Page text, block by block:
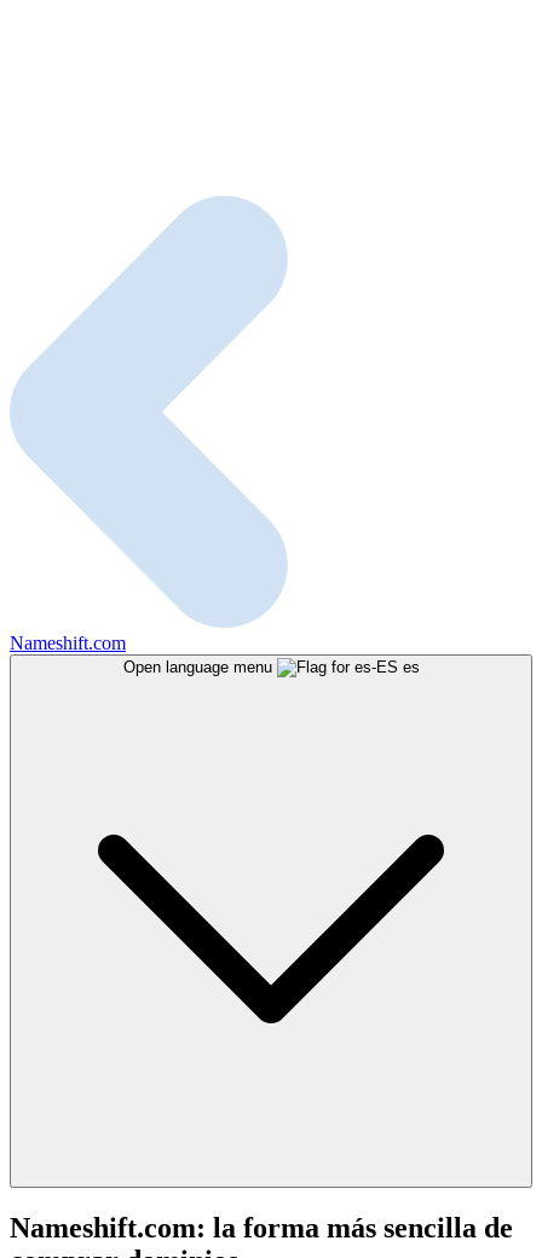
Nameshift.com
Open language menu es
Nameshift.com: la forma más sencilla de